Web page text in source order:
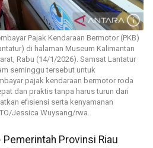
Pajak Kendaraan Bermotor (PKB)
di halaman Museum Kalimantan
Rabu (14/1/2026). Samsat Lantatur
seminggu tersebut untuk
pajak kendaraan bermotor roda
dan praktis tanpa harus turun dari
efisiensi serta kenyamanan
Jessica Wuysang/rwa.
Pemerintah Provinsi Riau